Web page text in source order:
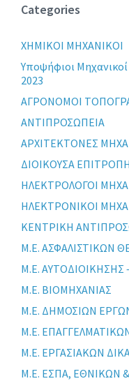
Categories
XHMIKOI MHXANIKOI
Yποψήφιοι Μηχανικοί
2023
ΑΓΡΟΝΟΜΟΙ
ΑΝΤΙΠΡΟΣΩΠΕΙΑ
ΑΡΧΙΤΕΚΤΟΝΕΣ
ΔΙΟΙΚΟΥΣΑ ΕΠΙΤΡΟΠΗ
ΗΛΕΚΤΡΟΛΟΓΟΙ
ΗΛΕΚΤΡΟΝΙΚΟΙ
ΚΕΝΤΡΙΚΗ
Μ.Ε. ΑΣΦΑΛΙΣΤΙΚΩΝ
Μ.Ε.
Μ.Ε. ΒΙΟΜΗΧΑΝΙΑΣ
Μ.Ε. ΔΗΜΟΣΙΩΝ
Μ.Ε.
Μ.Ε. ΕΡΓΑΣΙΑΚΩΝ
Μ.Ε. ΕΣΠΑ, ΕΘΝΙΚΩΝ